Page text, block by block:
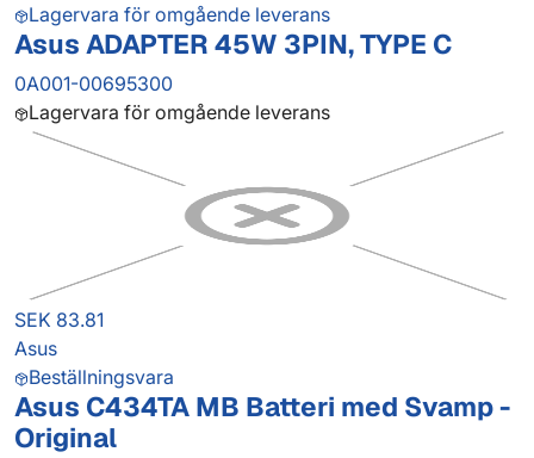
Lagervara för omgående leverans
Asus ADAPTER 45W 3PIN, TYPE C
0A001-00695300
Lagervara för omgående leverans
SEK 83.81
Asus
Beställningsvara
Asus C434TA MB Batteri med Svamp -
Original